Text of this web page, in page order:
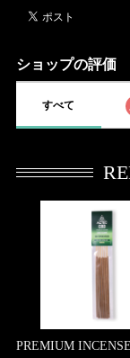
ショップの評価
すべて
PREMIUM INCENSE